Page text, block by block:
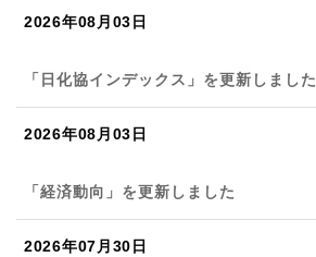
2026年08月03日
「日化協インデックス」を更新しました
2026年08月03日
「経済動向」を更新しました
2026年07月30日